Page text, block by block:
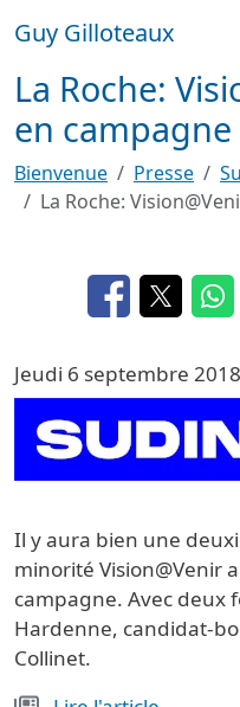
Guy Gilloteaux
La Roche:
en campagne
Bienvenue Presse
La Roche:
Opens in a
Opens
Jeudi 6 septembre 2018
Il y aura bien une
minorité Vision@Venir
campagne. Avec deux
Hardenne, candidat-
Collinet.